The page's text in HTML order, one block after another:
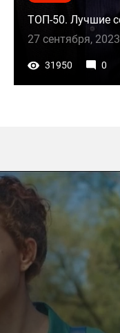
ТОП-50. Лучшие
27 сентября, 2023
31950 0